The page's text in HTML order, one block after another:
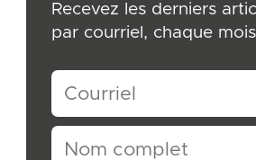
Recevez les derniers
par courriel, chaque